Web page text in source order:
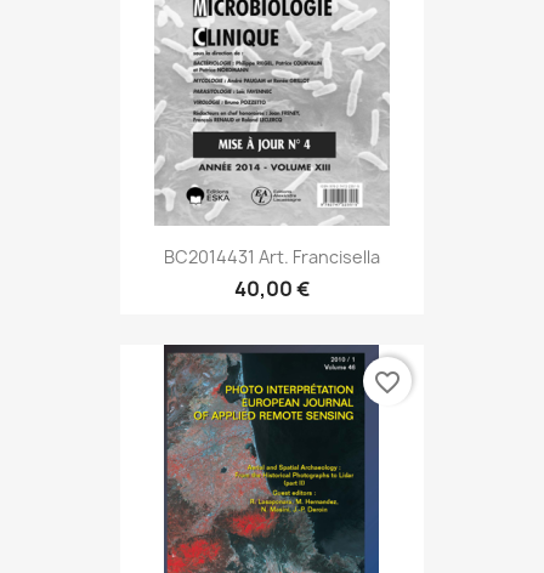
BC2014431 Art. Francisella
40,00 €
favorite_border